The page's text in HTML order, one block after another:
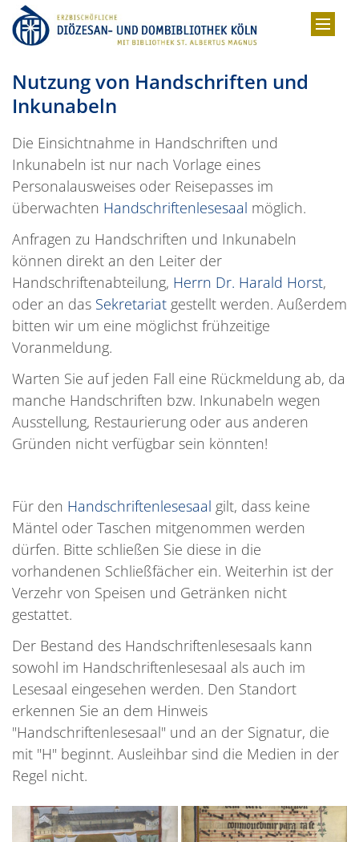
Zum Inhalt springen
Nutzung von Handschriften und
Inkunabeln
Die Einsichtnahme in Handschriften und
Inkunabeln ist nur nach Vorlage eines
Personalausweises oder Reisepasses im
überwachten Handschriftenlesesaal möglich.
Anfragen zu Handschriften und Inkunabeln
können direkt an den Leiter der
Handschriftenabteilung, Herrn Dr. Harald Horst,
oder an das Sekretariat gestellt werden. Außerdem
bitten wir um eine möglichst frühzeitige
Voranmeldung.
Warten Sie auf jeden Fall eine Rückmeldung ab, da
manche Handschriften bzw. Inkunabeln wegen
Ausstellung, Restaurierung oder aus anderen
Gründen nicht verfügbar sein könnten!
Für den Handschriftenlesesaal gilt, dass keine
Mäntel oder Taschen mitgenommen werden
dürfen. Bitte schließen Sie diese in die
vorhandenen Schließfächer ein. Weiterhin ist der
Verzehr von Speisen und Getränken nicht
gestattet.
Der Bestand des Handschriftenlesesaals kann
sowohl im Handschriftenlesesaal als auch im
Lesesaal eingesehen werden. Den Standort
erkennen Sie an dem Hinweis
"Handschriftenlesesaal" und an der Signatur, die
mit "H" beginnt. Ausleihbar sind die Medien in der
Regel nicht.